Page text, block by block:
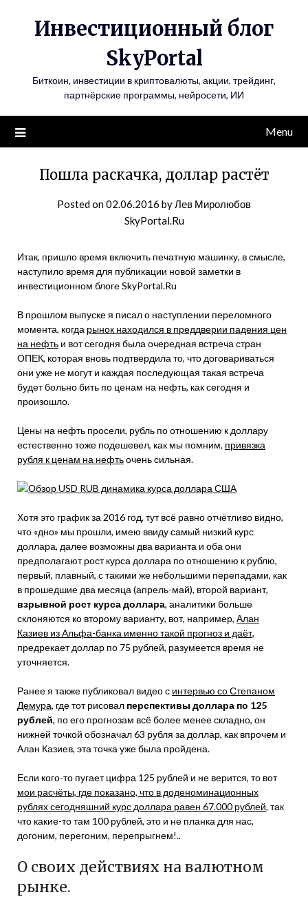
Инвестиционный блог
SkyPortal
Биткоин, инвестиции в криптовалюты, акции, трейдинг,
партнёрские программы, нейросети, ИИ
Menu
Пошла раскачка, доллар растёт
Posted on02.06.2016 byЛев Миролюбов
SkyPortal.Ru
Итак, пришло время включить печатную машинку, в смысле,
наступило время для публикации новой заметки в
инвестиционном блоге SkyPortal.Ru
В прошлом выпуске я писал о наступлении переломного
момента, когда рынок находился в преддверии падения цен
на нефть и вот сегодня была очередная встреча стран
ОПЕК, которая вновь подтвердила то, что договариваться
они уже не могут и каждая последующая такая встреча
будет больно бить по ценам на нефть, как сегодня и
произошло.
Цены на нефть просели, рубль по отношению к доллару
естественно тоже подешевел, как мы помним, привязка
рубля к ценам на нефтьочень сильная.
Хотя это график за 2016 год, тут всё равно отчётливо видно,
что «дно» мы прошли, имею ввиду самый низкий курс
доллара, далее возможны два варианта и оба они
предполагают рост курса доллара по отношению к рублю,
первый, плавный, с такими же небольшими перепадами, как
в прошедшие два месяца (апрель-май), второй вариант,
взрывной рост курса доллара, аналитики больше
склоняются ко второму варианту, вот, например, Алан
Казиев из Альфа-банка именно такой прогноз и даёт,
предрекает доллар по 75 рублей, разумеется время не
уточняется.
Ранее я также публиковал видео с интервью со Степаном
Демура, где тот рисовал перспективы доллара по 125
рублей, по его прогнозам всё более менее складно, он
нижней точкой обозначал 63 рубля за доллар, как впрочем и
Алан Казиев, эта точка уже была пройдена.
Если кого-то пугает цифра 125 рублей и не верится, то вот
мои расчёты, где показано, что в доденоминационных
рублях сегодняшний курс доллара равен 67.000 рублей, так
что какие-то там 100 рублей, это и не планка для нас,
догоним, перегоним, перепрыгнем!..
О своих действиях на валютном
рынке.